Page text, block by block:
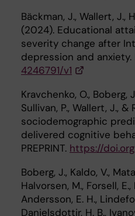
Bäckman, J., Wallert, J.,
(2024). Educational
severity change after
depression and anxiety.
4246791/v1
Kravchenko, O., Boberg,
Sullivan, P., Wallert, J.,
sociodemographic
delivered cognitive
PREPRINT. https://
Boberg, J., Kaldo, V.,
Halvorsen, M., Forsell, E.,
Andersson, E. H.,
Danielsdottir, H. B.,